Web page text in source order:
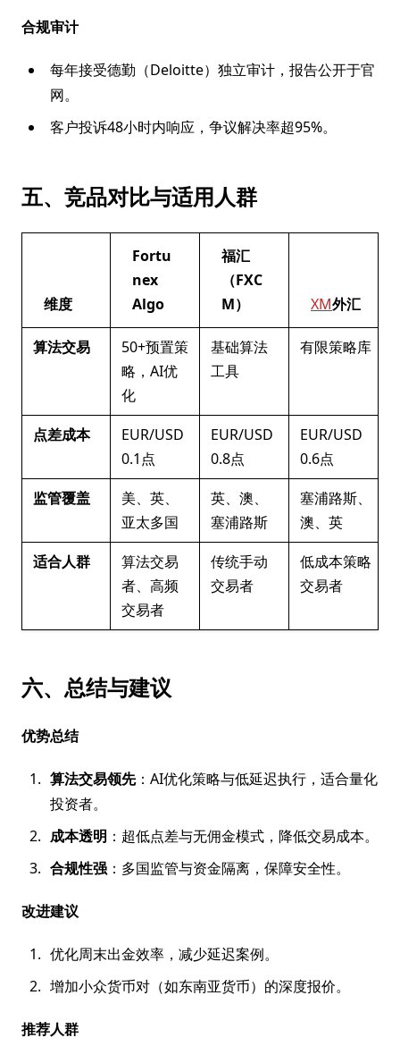
合规审计
每年接受德勤（Deloitte）独立审计，报告公开于官
网。
客户投诉48小时内响应，争议解决率超95%。
五、竞品对比与适用人群
维度
Fortu
nex
Algo
福汇
（FXC
M）
XM外汇
算法交易
50+预置策
略，AI优
化
基础算法
工具
有限策略库
点差成本
EUR/USD
0.1点
EUR/USD
0.8点
EUR/USD
0.6点
监管覆盖
美、英、
亚太多国
英、澳、
塞浦路斯
塞浦路斯、
澳、英
适合人群
算法交易
者、高频
交易者
传统手动
交易者
低成本策略
交易者
六、总结与建议
优势总结
算法交易领先：AI优化策略与低延迟执行，适合量化
投资者。
成本透明 ：超低点差与无佣金模式，降低交易成本。
合规性强 ：多国监管与资金隔离，保障安全性。
改进建议
优化周末出金效率，减少延迟案例。
增加小众货币对（如东南亚货币）的深度报价。
推荐人群